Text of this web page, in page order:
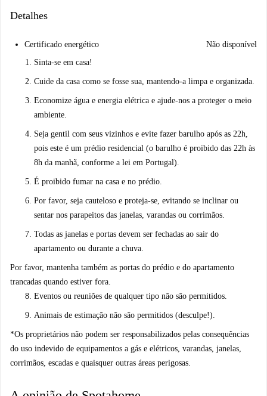
Detalhes
Certificado energético
Não disponível
Sinta-se em casa!
Cuide da casa como se fosse sua, mantendo-a limpa e organizada.
Economize água e energia elétrica e ajude-nos a proteger o meio
ambiente.
Seja gentil com seus vizinhos e evite fazer barulho após as 22h,
pois este é um prédio residencial (o barulho é proibido das 22h às
8h da manhã, conforme a lei em Portugal).
É proibido fumar na casa e no prédio.
Por favor, seja cauteloso e proteja-se, evitando se inclinar ou
sentar nos parapeitos das janelas, varandas ou corrimãos.
Todas as janelas e portas devem ser fechadas ao sair do
apartamento ou durante a chuva.
Por favor, mantenha também as portas do prédio e do apartamento
trancadas quando estiver fora.
Eventos ou reuniões de qualquer tipo não são permitidos.
Animais de estimação não são permitidos (desculpe!).
*Os proprietários não podem ser responsabilizados pelas consequências
do uso indevido de equipamentos a gás e elétricos, varandas, janelas,
corrimãos, escadas e quaisquer outras áreas perigosas.